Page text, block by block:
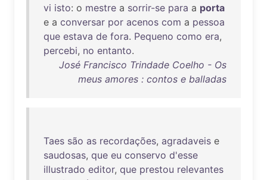
vi isto: o mestre a sorrir-se para a porta
e a conversar por acenos com a pessoa
que estava de fora. Pequeno como era,
percebi, no entanto.
José Francisco Trindade Coelho - Os
meus amores : contos e balladas
Taes são as recordações, agradaveis e
saudosas, que eu conservo d'esse
illustrado editor, que prestou relevantes